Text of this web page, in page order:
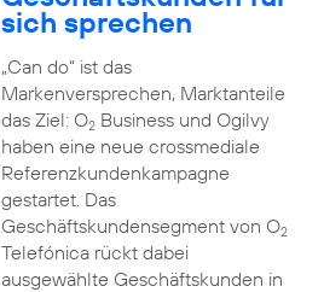
sich sprechen
„Can do“ ist das
Markenversprechen, Marktanteile
das Ziel: O2Business und Ogilvy
haben eine neue crossmediale
Referenzkundenkampagne
gestartet. Das
Geschäftskundensegment von O2
Telefónica rückt dabei
ausgewählte Geschäftskunden in